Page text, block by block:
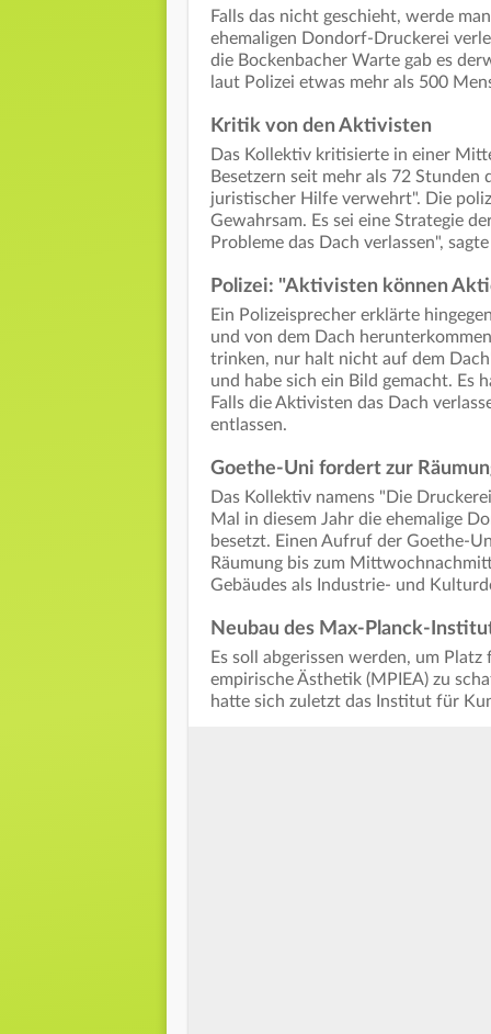
Falls das nicht geschieht, werde
ehemaligen Dondorf-Druckerei
die Bockenbacher Warte gab es
laut Polizei etwas mehr als 500
Kritik von den Aktivisten
Das Kollektiv kritisierte in einer
Besetzern seit mehr als 72 Stunden
juristischer Hilfe verwehrt". Die
Gewahrsam. Es sei eine Strategie
Probleme das Dach verlassen",
Polizei: "Aktivisten können
Ein Polizeisprecher erklärte
und von dem Dach
trinken, nur halt nicht auf dem
und habe sich ein Bild gemacht. Es
Falls die Aktivisten das Dach
entlassen.
Goethe-Uni fordert zur
Das Kollektiv namens "Die
Mal in diesem Jahr die ehemalige
besetzt. Einen Aufruf der Goethe-
Räumung bis zum
Gebäudes als Industrie- und
Neubau des Max-Planck-
Es soll abgerissen werden, um
empirische Ästhetik (MPIEA) zu
hatte sich zuletzt das Institut für